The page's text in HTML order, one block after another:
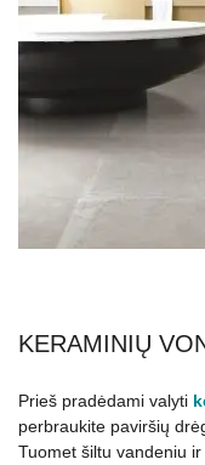
KERAMINIŲ
Prieš pradėdami valyti
perbraukite paviršių
Tuomet šiltu vandeniu